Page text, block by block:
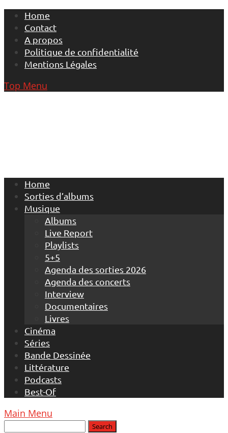
Skip
content
Home
Contact
A propos
Politique de confidentialité
Mentions Légales
Top Menu
Home
Sorties d’albums
Musique
Albums
Live Report
Playlists
5+5
Agenda des sorties 2026
Agenda des concerts
Interview
Documentaires
Livres
Cinéma
Séries
Bande Dessinée
Littérature
Podcasts
Best-Of
Main Menu